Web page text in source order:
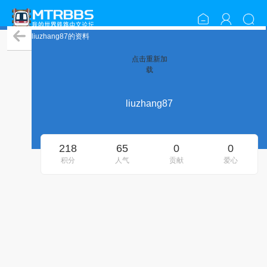
liuzhang87的资料
点击重新加
载
liuzhang87
218
积分
65
人气
0
贡献
0
爱心